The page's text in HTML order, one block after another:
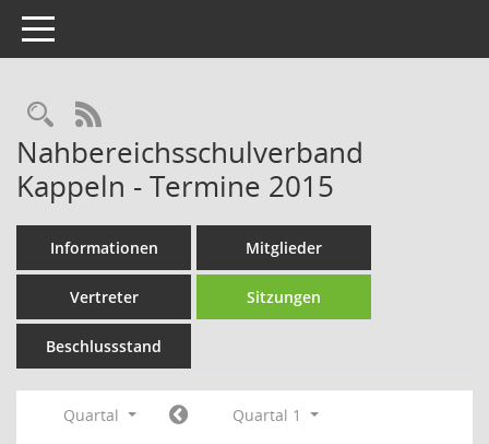
Toggle navigation
Rechercheauswahl
RSS-Feed
Nahbereichsschulverband
Kappeln - Termine 2015
Informationen Mitglieder
Vertreter Sitzungen
Beschlussstand
Quartal
Quartal 1